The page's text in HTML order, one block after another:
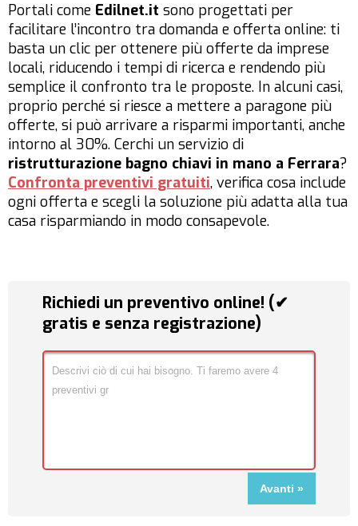
Portali come Edilnet.it sono progettati per
facilitare l’incontro tra domanda e offerta online: ti
basta un clic per ottenere più offerte da imprese
locali, riducendo i tempi di ricerca e rendendo più
semplice il confronto tra le proposte. In alcuni casi,
proprio perché si riesce a mettere a paragone più
offerte, si può arrivare a risparmi importanti, anche
intorno al 30%. Cerchi un servizio di
ristrutturazione bagno chiavi in mano a Ferrara?
Confronta preventivi gratuiti, verifica cosa include
ogni offerta e scegli la soluzione più adatta alla tua
casa risparmiando in modo consapevole.
Richiedi un preventivo online! (✔
gratis e senza registrazione)